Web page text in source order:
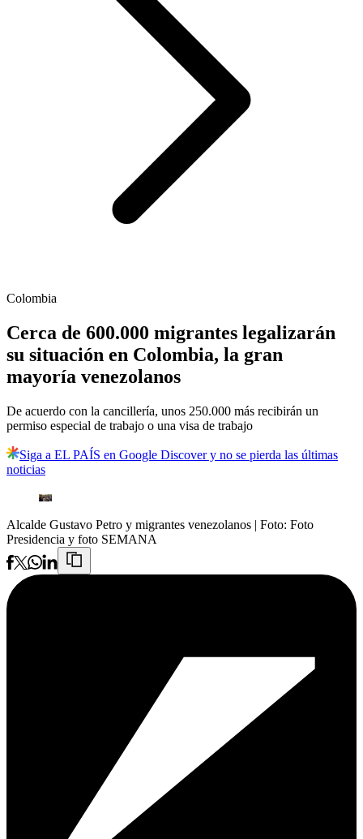
Colombia
Cerca de 600.000 migrantes legalizarán
su situación en Colombia, la gran
mayoría venezolanos
De acuerdo con la cancillería, unos 250.000 más recibirán un
permiso especial de trabajo o una visa de trabajo
Siga a EL PAÍS en Google Discover y no se pierda las últimas
noticias
Alcalde Gustavo Petro y migrantes venezolanos | Foto: Foto
Presidencia y foto SEMANA